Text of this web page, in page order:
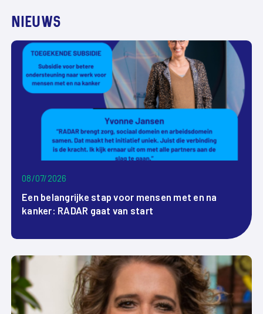
NIEUWS
08/07/2026
Een belangrijke stap voor mensen met en na
kanker: RADAR gaat van start